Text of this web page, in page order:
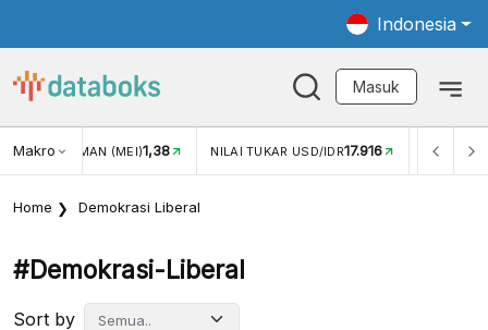
Indonesia
Masuk
Makro
USD/IDR 17.916 INFLASI YOY (JUL)2,88% INFLASI MOM (JUL)
Home Demokrasi Liberal
#demokrasi-Liberal
Sort by